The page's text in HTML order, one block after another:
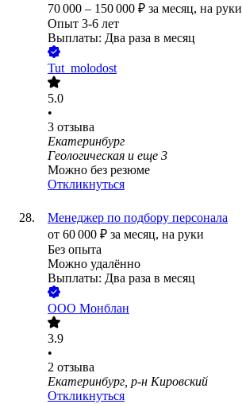
70 000 – 150 000 ₽ за месяц, на руки
Опыт 3-6 лет
Выплаты: Два раза в месяц
Tut_molodost
5.0
•
3 отзыва
Екатеринбург
Геологическая и еще 3
Можно без резюме
Откликнуться
Менеджер по подбору персонала
от 60 000 ₽ за месяц, на руки
Без опыта
Можно удалённо
Выплаты: Два раза в месяц
ООО Монблан
3.9
•
2 отзыва
Екатеринбург, р-н Кировский
Откликнуться